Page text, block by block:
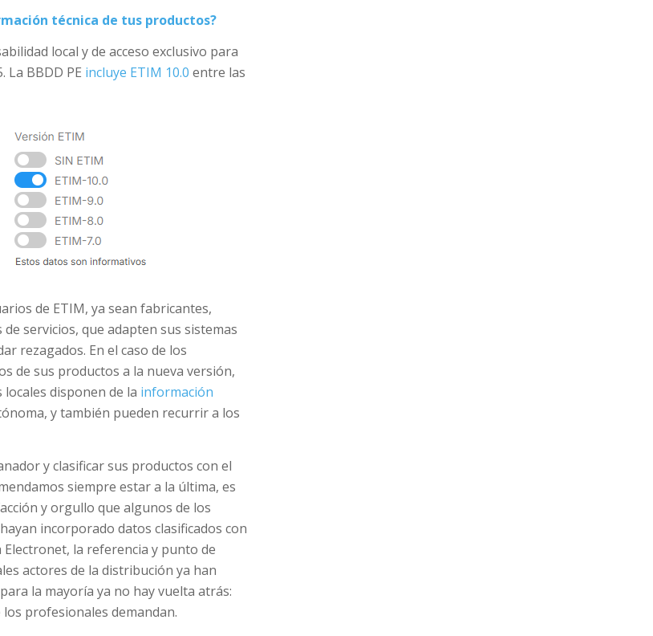
técnica de tus productos?
local y de acceso exclusivo para
La BBDD PE incluye ETIM 10.0 entre las
de ETIM, ya sean fabricantes,
servicios, que adapten sus sistemas
rezagados. En el caso de los
de sus productos a la nueva versión,
disponen de la información
y también pueden recurrir a los
y clasificar sus productos con el
siempre estar a la última, es
y orgullo que algunos de los
incorporado datos clasificados con
la referencia y punto de
actores de la distribución ya han
la mayoría ya no hay vuelta atrás:
profesionales demandan.